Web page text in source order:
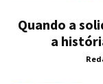
Quando a
a